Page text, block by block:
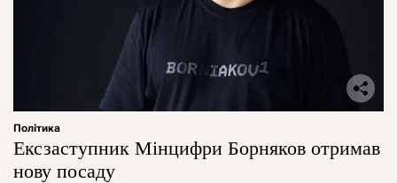
Політика
Ексзаступник Мінцифри Борняков отримав
нову посаду